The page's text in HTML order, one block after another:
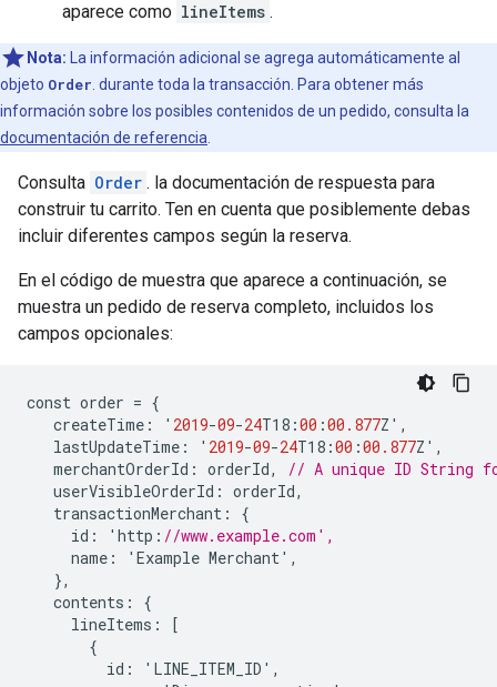
aparece como lineItems .
Nota: La información adicional se agrega automáticamente al
objeto Order . durante toda la transacción. Para obtener más
información sobre los posibles contenidos de un pedido, consulta la
documentación de referencia
Consulta Order . la documentación de respuesta para
construir tu carrito. Ten en cuenta que posiblemente debas
incluir diferentes campos según la reserva.
En el código de muestra que aparece a continuación, se
muestra un pedido de reserva completo, incluidos los
campos opcionales:
const order = {
createTime : ' 2019-09-24T18 :00 :00.877Z ' ,
lastUpdateTime : ' 2019-09-24T18 :00 :00.877Z ' ,
merchantOrderId : orderId,
// A unique ID String
userVisibleOrderId : orderId,
transactionMerchant :
{
id : ' http : //www.example.com',
name : ' Example Merchant' ,
},
contents :
{
lineItems :
[
{
id : ' LINE_ITEM_ID ' ,